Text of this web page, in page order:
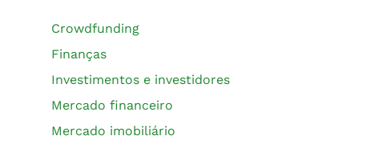
Crowdfunding
Finanças
Investimentos e investidores
Mercado financeiro
Mercado imobiliário